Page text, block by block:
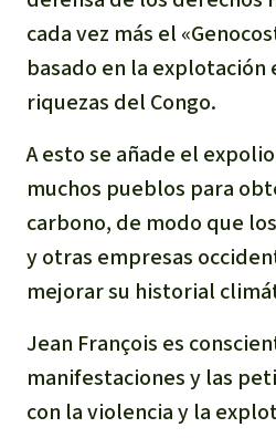
cada vez más el
basado en la explotación
riquezas del Congo.
A esto se añade el
muchos pueblos para
carbono, de modo que
y otras empresas
mejorar su historial
Jean François es
manifestaciones y las
con la violencia y la